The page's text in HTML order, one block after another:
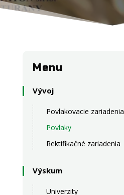
Menu
Vývoj
Povlakovacie zariadenia
Povlaky
Rektifikačné zariadenia
Výskum
Univerzity